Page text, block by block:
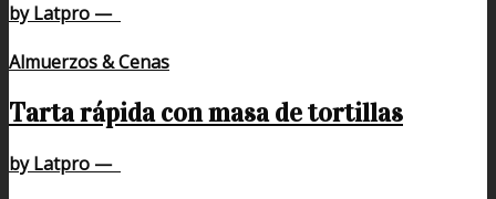
by Latpro —
Almuerzos & Cenas
Tarta rápida con masa de tortillas
by Latpro —